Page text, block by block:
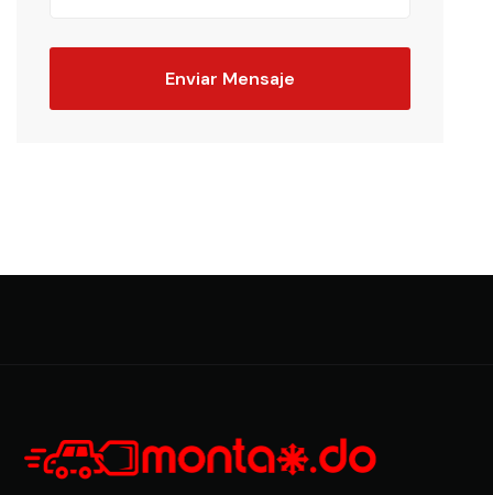
Enviar Mensaje